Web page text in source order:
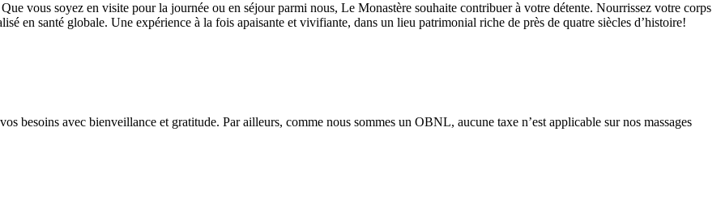
vous soyez en visite pour la journée ou en séjour parmi nous, Le Monastère souhaite contribuer à votre détente. Nourrissez votre corps
en santé globale. Une expérience à la fois apaisante et vivifiante, dans un lieu patrimonial riche de près de quatre siècles d’histoire!
besoins avec bienveillance et gratitude. Par ailleurs, comme nous sommes un OBNL, aucune taxe n’est applicable sur nos massages